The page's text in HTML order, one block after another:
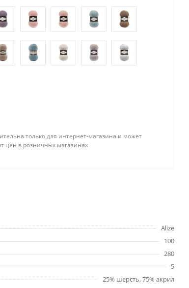
только для интернет-магазина и может
цен в розничных магазинах
Alize
100
280
5
25% шерсть, 75% акрил